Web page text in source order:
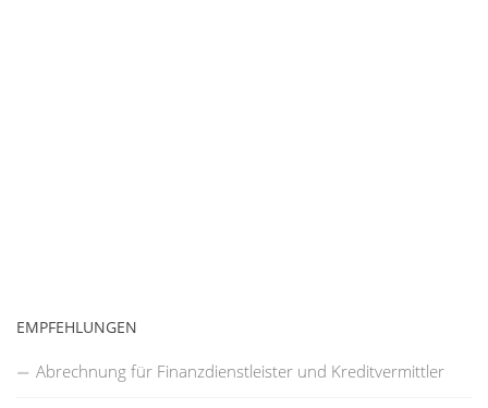
EMPFEHLUNGEN
Abrechnung für Finanzdienstleister und Kreditvermittler